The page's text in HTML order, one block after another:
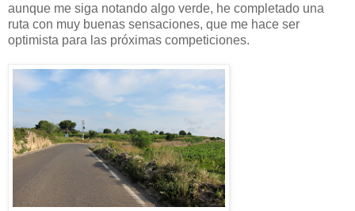
aunque me siga notando algo verde, he completado una
ruta con muy buenas sensaciones, que me hace ser
optimista para las próximas competiciones.